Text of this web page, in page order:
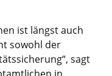
ist längst auch
sowohl der
sagt